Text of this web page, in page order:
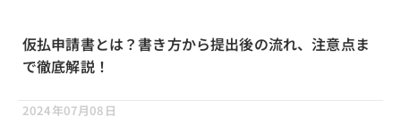
仮払申請書とは？書き方から提出後の流れ、注意点ま
で徹底解説！
2024年07月08日